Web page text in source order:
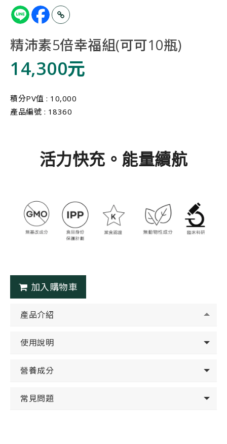
精沛素5倍幸福組(可可10瓶)
14,300元
積分PV值 : 10,000
產品編號 : 18360
活力快充。能量續航
加入購物車
產品介紹
使用說明
營養成分
常見問題